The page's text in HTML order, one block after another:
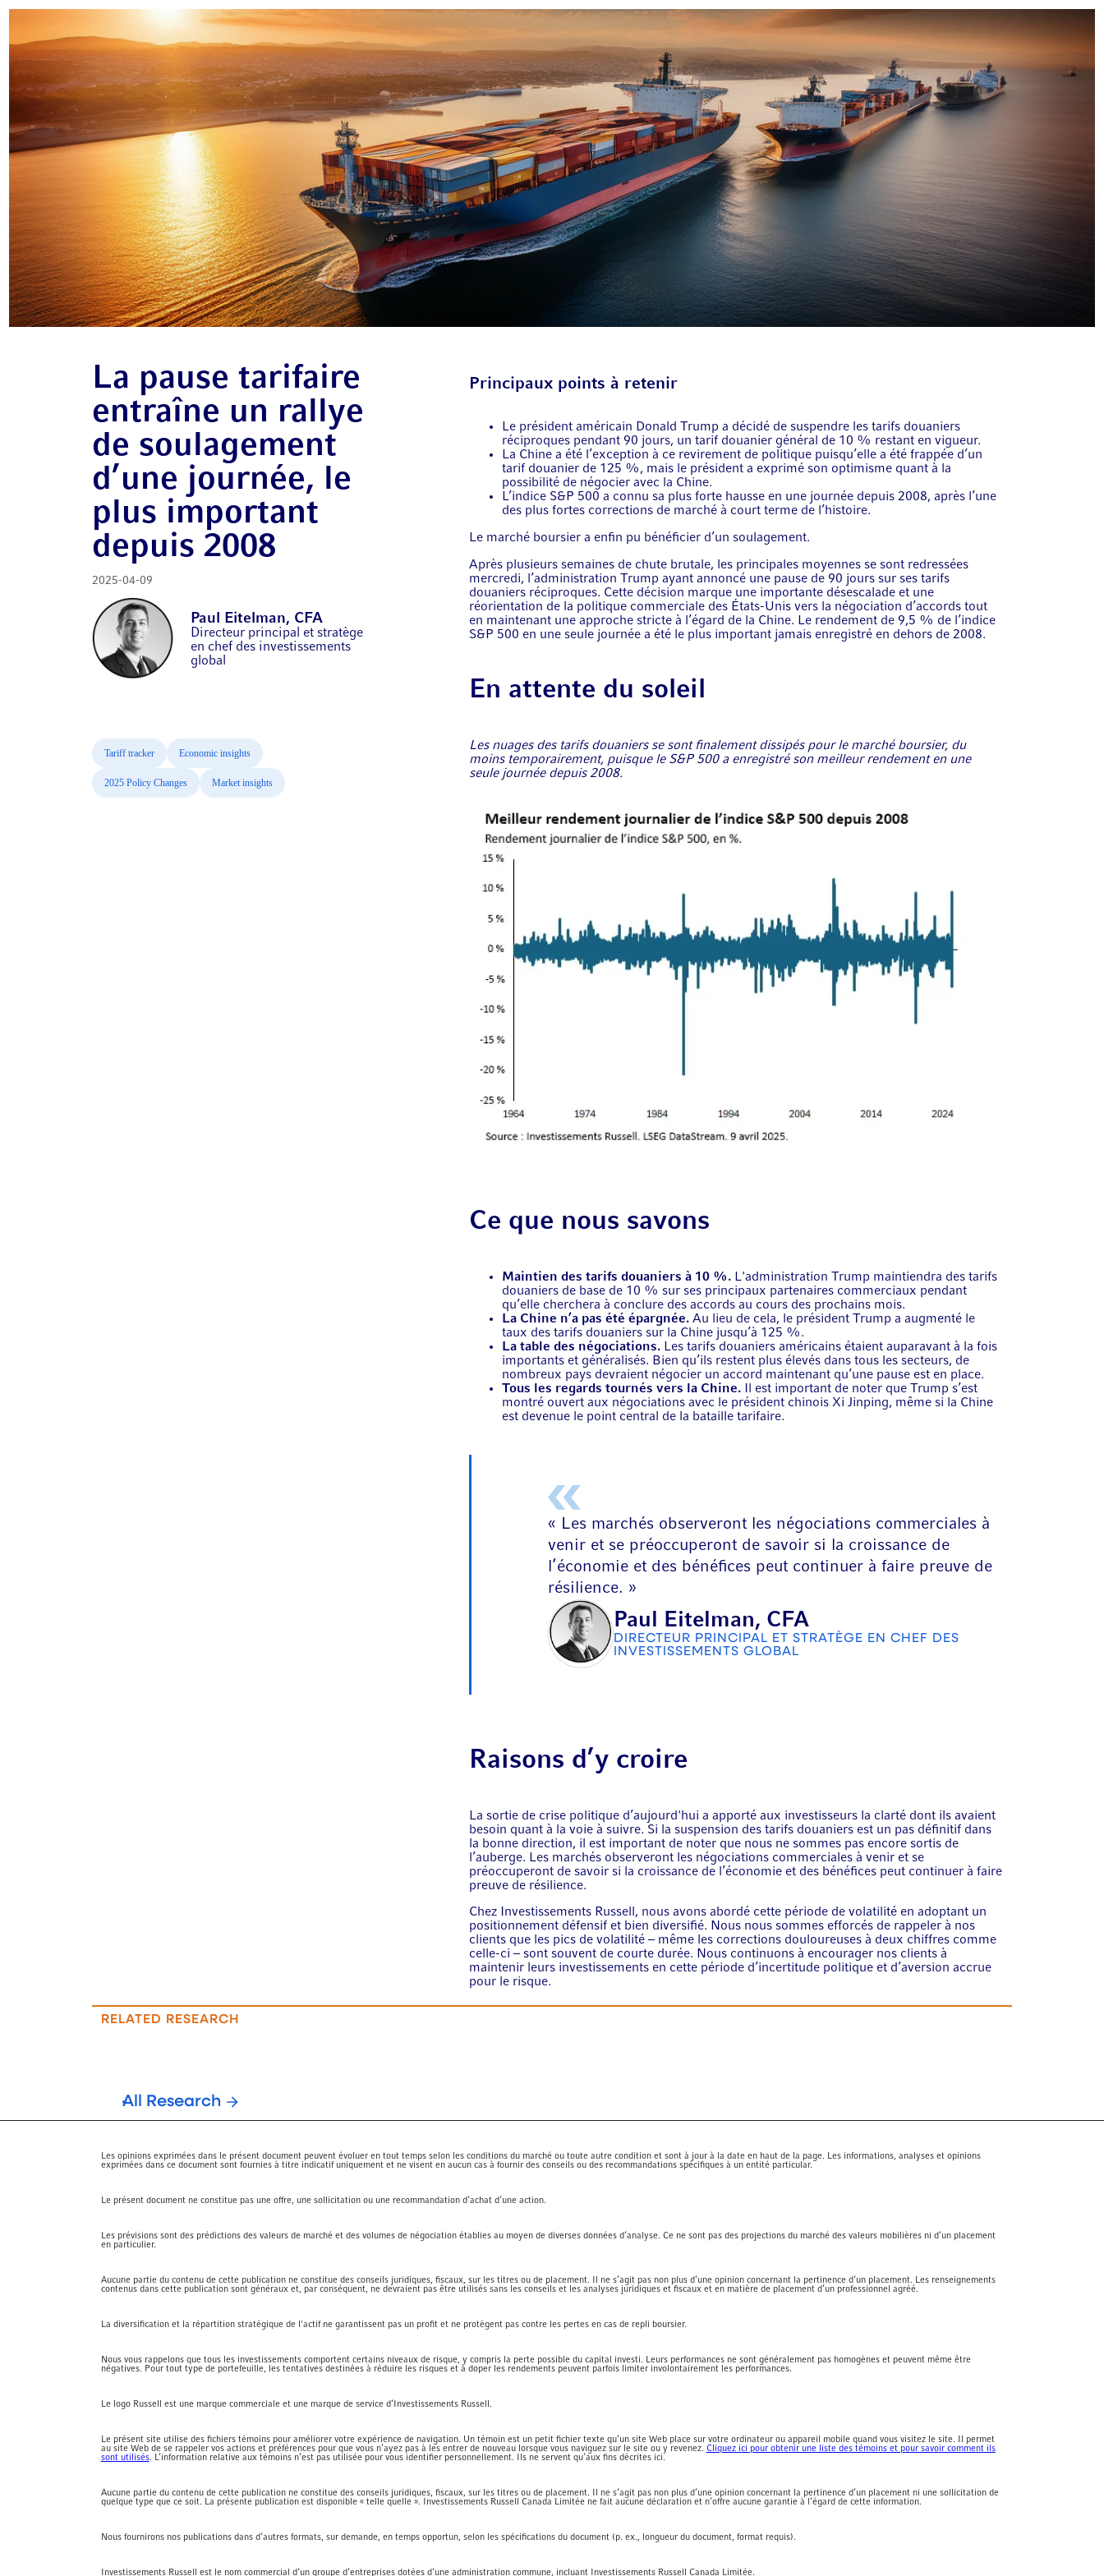
La pause tarifaire
entraîne un rallye
de soulagement
d’une journée, le
plus important
depuis 2008
2025-04-09
Paul Eitelman, CFA
Directeur principal et stratège
en chef des investissements
global
Tariff tracker Economic insights
2025 Policy Changes Market insights
Principaux points à retenir
Le président américain Donald Trump a décidé de suspendre les tarifs douaniers
réciproques pendant 90 jours, un tarif douanier général de 10 % restant en vigueur.
La Chine a été l’exception à ce revirement de politique puisqu’elle a été frappée d’un
tarif douanier de 125 %, mais le président a exprimé son optimisme quant à la
possibilité de négocier avec la Chine.
L’indice S&P 500 a connu sa plus forte hausse en une journée depuis 2008, après l’une
des plus fortes corrections de marché à court terme de l’histoire.
Le marché boursier a enfin pu bénéficier d’un soulagement.
Après plusieurs semaines de chute brutale, les principales moyennes se sont redressées
mercredi, l’administration Trump ayant annoncé une pause de 90 jours sur ses tarifs
douaniers réciproques. Cette décision marque une importante désescalade et une
réorientation de la politique commerciale des États-Unis vers la négociation d’accords tout
en maintenant une approche stricte à l’égard de la Chine. Le rendement de 9,5 % de l’indice
S&P 500 en une seule journée a été le plus important jamais enregistré en dehors de 2008.
En attente du soleil
Les nuages des tarifs douaniers se sont finalement dissipés pour le marché boursier, du
moins temporairement, puisque le S&P 500 a enregistré son meilleur rendement en une
seule journée depuis 2008.
Ce que nous savons
Maintien des tarifs douaniers à 10 %.L'administration Trump maintiendra des tarifs
douaniers de base de 10 % sur ses principaux partenaires commerciaux pendant
qu’elle cherchera à conclure des accords au cours des prochains mois.
La Chine n’a pas été épargnée. Au lieu de cela, le président Trump a augmenté le
taux des tarifs douaniers sur la Chine jusqu’à 125 %.
La table des négociations. Les tarifs douaniers américains étaient auparavant à la fois
importants et généralisés. Bien qu’ils restent plus élevés dans tous les secteurs, de
nombreux pays devraient négocier un accord maintenant qu’une pause est en place.
Tous les regards tournés vers la Chine.
Il est important de noter que Trump s’est
montré ouvert aux négociations avec le président chinois Xi Jinping, même si la Chine
est devenue le point central de la bataille tarifaire.
« Les marchés observeront les négociations commerciales à
venir et se préoccuperont de savoir si la croissance de
l’économie et des bénéfices peut continuer à faire preuve de
résilience. »
Paul Eitelman, CFA
DIRECTEUR PRINCIPAL ET STRATÈGE EN CHEF DES
INVESTISSEMENTS GLOBAL
Raisons d’y croire
La sortie de crise politique d’aujourd'hui a apporté aux investisseurs la clarté dont ils avaient
besoin quant à la voie à suivre. Si la suspension des tarifs douaniers est un pas définitif dans
la bonne direction, il est important de noter que nous ne sommes pas encore sortis de
l’auberge. Les marchés observeront les négociations commerciales à venir et se
préoccuperont de savoir si la croissance de l’économie et des bénéfices peut continuer à faire
preuve de résilience.
Chez Investissements Russell, nous avons abordé cette période de volatilité en adoptant un
positionnement défensif et bien diversifié. Nous nous sommes efforcés de rappeler à nos
clients que les pics de volatilité – même les corrections douloureuses à deux chiffres comme
celle-ci – sont souvent de courte durée. Nous continuons à encourager nos clients à
maintenir leurs investissements en cette période d’incertitude politique et d’aversion accrue
pour le risque.
RELATED RESEARCH
All Research
Les opinions exprimées dans le présent document peuvent évoluer en tout temps selon les conditions du marché ou toute autre condition et sont à jour à la date en haut de la page. Les informations, analyses et opinions
exprimées dans ce document sont fournies à titre indicatif uniquement et ne visent en aucun cas à fournir des conseils ou des recommandations spécifiques à un entité particular.
Le présent document ne constitue pas une offre, une sollicitation ou une recommandation d’achat d’une action.
Les prévisions sont des prédictions des valeurs de marché et des volumes de négociation établies au moyen de diverses données d’analyse. Ce ne sont pas des projections du marché des valeurs mobilières ni d’un placement
en particulier.
Aucune partie du contenu de cette publication ne constitue des conseils juridiques, fiscaux, sur les titres ou de placement. Il ne s’agit pas non plus d’une opinion concernant la pertinence d’un placement. Les renseignements
contenus dans cette publication sont généraux et, par conséquent, ne devraient pas être utilisés sans les conseils et les analyses juridiques et fiscaux et en matière de placement d’un professionnel agréé.
La diversification et la répartition stratégique de l'actif ne garantissent pas un profit et ne protègent pas contre les pertes en cas de repli boursier.
Nous vous rappelons que tous les investissements comportent certains niveaux de risque, y compris la perte possible du capital investi. Leurs performances ne sont généralement pas homogènes et peuvent même être
négatives. Pour tout type de portefeuille, les tentatives destinées à réduire les risques et à doper les rendements peuvent parfois limiter involontairement les performances.
Le logo Russell est une marque commerciale et une marque de service d’Investissements Russell.
Le présent site utilise des fichiers témoins pour améliorer votre expérience de navigation. Un témoin est un petit fichier texte qu’un site Web place sur votre ordinateur ou appareil mobile quand vous visitez le site. Il permet
au site Web de se rappeler vos actions et préférences pour que vous n’ayez pas à les entrer de nouveau lorsque vous naviguez sur le site ou y revenez. Cliquez ici pour obtenir une liste des témoins et pour savoir comment ils
sont utilisés. L’information relative aux témoins n’est pas utilisée pour vous identifier personnellement. Ils ne servent qu’aux fins décrites ici.
Aucune partie du contenu de cette publication ne constitue des conseils juridiques, fiscaux, sur les titres ou de placement. Il ne s’agit pas non plus d’une opinion concernant la pertinence d’un placement ni une sollicitation de
quelque type que ce soit. La présente publication est disponible « telle quelle ». Investissements Russell Canada Limitée ne fait aucune déclaration et n’offre aucune garantie à l’égard de cette information.
Nous fournirons nos publications dans d’autres formats, sur demande, en temps opportun, selon les spécifications du document (p. ex., longueur du document, format requis).
Investissements Russell est le nom commercial d’un groupe d’entreprises dotées d’une administration commune, incluant Investissements Russell Canada Limitée.